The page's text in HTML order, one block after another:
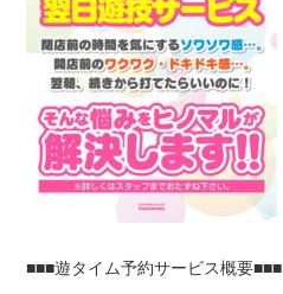
■■■遊タイム予約サービス概要■■■